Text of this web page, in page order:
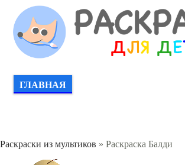
ГЛАВНАЯ
Раскраски из мультиков » Раскраска Балди